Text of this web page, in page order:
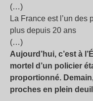
(…)
La France est l’un
plus depuis 20 ans
(…)
Aujourd’hui, c’est à
mortel d’un policier
proportionné.
proches en plein